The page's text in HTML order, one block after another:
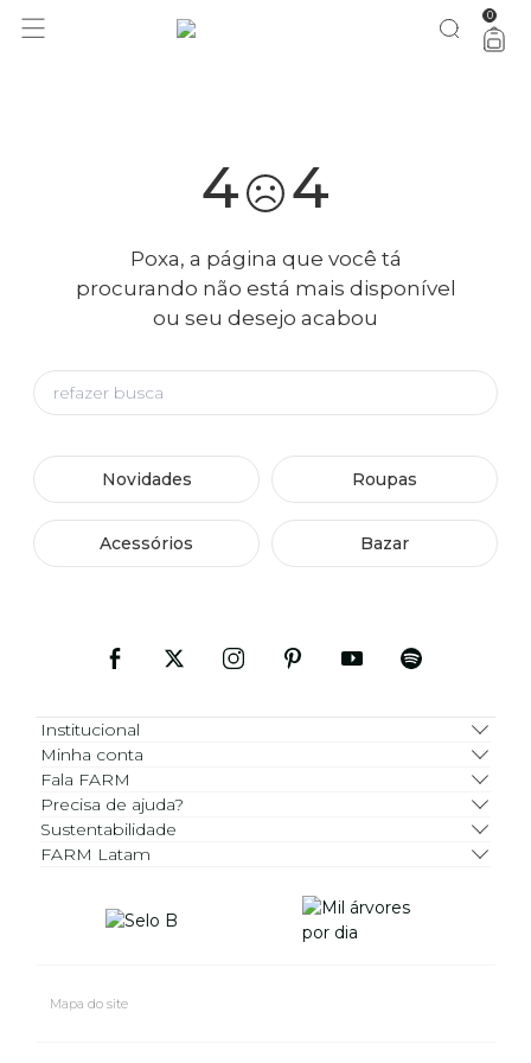
você merece 30% OFF pra comemorar com a gente aproveita! 0
4 4
Poxa, a página que você tá
procurando não está mais disponível
ou seu desejo acabou
Novidades Roupas
Acessórios Bazar
Institucional
Minha conta
Fala FARM
Precisa de ajuda?
Sustentabilidade
FARM Latam
Mapa do site